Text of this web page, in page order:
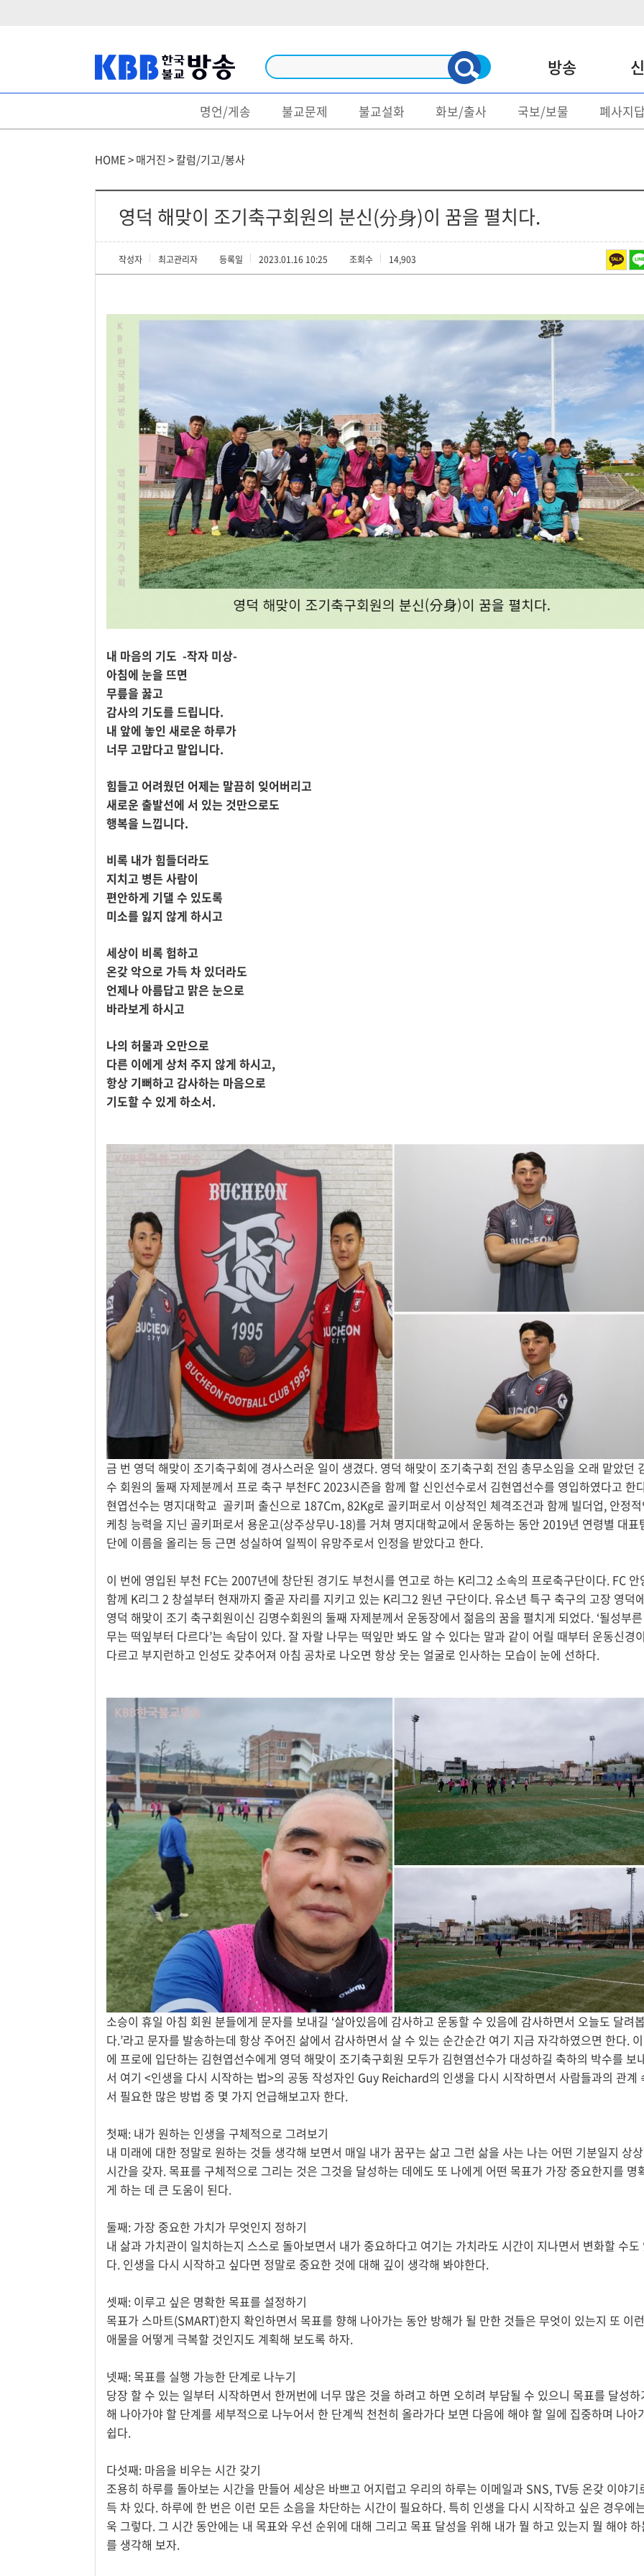
방송
방송
법문/강좌
특집/다큐
불경/독송
생활불교
뉴스
홍보/제작
신문
정치
지역소식
종교
매거진
화보/출사
국보/보물
칼럼/기고/봉사
명언/게송 불교문제 불교설화 화보/출사 국보/보물 폐사지
HOME > 매거진 > 칼럼/기고/봉사
영덕 해맞이 조기축구회원의 분신(分身)이 꿈을 펼치다.
작성자 최고관리자 등록일 2023.01.16 10:25 조회수 14,903
내 마음의 기도 -작자 미상-
아침에 눈을 뜨면
무릎을 꿇고
감사의 기도를 드립니다.
내 앞에 놓인 새로운 하루가
너무 고맙다고 말입니다.
힘들고 어려웠던 어제는 말끔히 잊어버리고
새로운 출발선에 서 있는 것만으로도
행복을 느낍니다.
비록 내가 힘들더라도
지치고 병든 사람이
편안하게 기댈 수 있도록
미소를 잃지 않게 하시고
세상이 비록 험하고
온갖 악으로 가득 차 있더라도
언제나 아름답고 맑은 눈으로
바라보게 하시고
나의 허물과 오만으로
다른 이에게 상처 주지 않게 하시고,
항상 기뻐하고 감사하는 마음으로
기도할 수 있게 하소서.
금 번 영덕 해맞이 조기축구회에 경사스러운 일이 생겼다. 영덕 해맞이 조기축구회 전임 총무소임을 오래 맡았던
수 회원의 둘째 자제분께서 프로 축구 부천FC 2023시즌을 함께 할 신인선수로서 김현엽선수를 영입하였다고 한
현엽선수는 명지대학교 골키퍼 출신으로 187Cm, 82Kg로 골키퍼로서 이상적인 체격조건과 함께 빌더업, 안정
케칭 능력을 지닌 골키퍼로서 용운고(상주상무U-18)를 거쳐 명지대학교에서 운동하는 동안 2019년 연령별 대표
단에 이름을 올리는 등 근면 성실하여 일찍이 유망주로서 인정을 받았다고 한다.
이 번에 영입된 부천 FC는 2007년에 창단된 경기도 부천시를 연고로 하는 K리그2 소속의 프로축구단이다. FC 안
함께 K리그 2 창설부터 현재까지 줄곧 자리를 지키고 있는 K리그2 원년 구단이다. 유소년 특구 축구의 고장 영덕
영덕 해맞이 조기 축구회원이신 김명수회원의 둘째 자제분께서 운동장에서 젊음의 꿈을 펼치게 되었다. ‘될성부
무는 떡잎부터 다르다’는 속담이 있다. 잘 자랄 나무는 떡잎만 봐도 알 수 있다는 말과 같이 어릴 때부터 운동신경
다르고 부지런하고 인성도 갖추어져 아침 공차로 나오면 항상 웃는 얼굴로 인사하는 모습이 눈에 선하다.
소승이 휴일 아침 회원 분들에게 문자를 보내길 ‘살아있음에 감사하고 운동할 수 있음에 감사하면서 오늘도 달려
다.’라고 문자를 발송하는데 항상 주어진 삶에서 감사하면서 살 수 있는 순간순간 여기 지금 자각하였으면 한다.
에 프로에 입단하는 김현엽선수에게 영덕 해맞이 조기축구회원 모두가 김현염선수가 대성하길 축하의 박수를 보
서 여기 <인생을 다시 시작하는 법>의 공동 작성자인 Guy Reichard의 인생을 다시 시작하면서 사람들과의 관계
서 필요한 많은 방법 중 몇 가지 언급해보고자 한다.
첫째: 내가 원하는 인생을 구체적으로 그려보기
내 미래에 대한 정말로 원하는 것들 생각해 보면서 매일 내가 꿈꾸는 삶고 그런 삶을 사는 나는 어떤 기분일지 상
시간을 갖자. 목표를 구체적으로 그리는 것은 그것을 달성하는 데에도 또 나에게 어떤 목표가 가장 중요한지를 명
게 하는 데 큰 도움이 된다.
둘째: 가장 중요한 가치가 무엇인지 정하기
내 삶과 가치관이 일치하는지 스스로 돌아보면서 내가 중요하다고 여기는 가치라도 시간이 지나면서 변화할 수도
다. 인생을 다시 시작하고 싶다면 정말로 중요한 것에 대해 깊이 생각해 봐야한다.
셋째: 이루고 싶은 명확한 목표를 설정하기
목표가 스마트(SMART)한지 확인하면서 목표를 향해 나아가는 동안 방해가 될 만한 것들은 무엇이 있는지 또 이
애물을 어떻게 극복할 것인지도 계획해 보도록 하자.
넷째: 목표를 실행 가능한 단계로 나누기
당장 할 수 있는 일부터 시작하면서 한꺼번에 너무 많은 것을 하려고 하면 오히려 부담될 수 있으니 목표를 달성하
해 나아가야 할 단계를 세부적으로 나누어서 한 단계씩 천천히 올라가다 보면 다음에 해야 할 일에 집중하며 나아
쉽다.
다섯째: 마음을 비우는 시간 갖기
조용히 하루를 돌아보는 시간을 만들어 세상은 바쁘고 어지럽고 우리의 하루는 이메일과 SNS, TV등 온갖 이야기
득 차 있다. 하루에 한 번은 이런 모든 소음을 차단하는 시간이 필요하다. 특히 인생을 다시 시작하고 싶은 경우에
욱 그렇다. 그 시간 동안에는 내 목표와 우선 순위에 대해 그리고 목표 달성을 위해 내가 뭘 하고 있는지 뭘 해야
를 생각해 보자.